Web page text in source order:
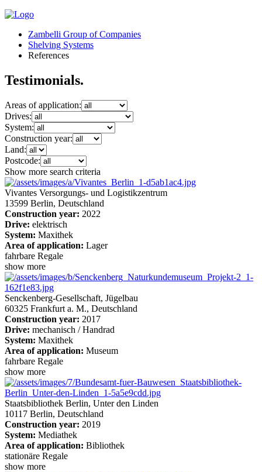
Zambelli Group of Companies
Shelving Systems
References
Testimonials.
Areas of application:
Drives:
System:
Construction year:
Land:
Postcode:
Show more search criteria
Vivantes Versorgungs- und Logistikzentrum
13599 Berlin, Deutschland
Construction year: 2022
Drive: elektrisch
System: Maxithek
Area of application: Lager
fahrbare Regale
show more
Senckenberg-Gesellschaft, Jügelbau
60325 Frankfurt a. M., Deutschland
Construction year: 2017
Drive: mechanisch / Handrad
System: Maxithek
Area of application: Museum
fahrbare Regale
show more
Staatsbibliothek Berlin, Unter den Linden
10117 Berlin, Deutschland
Construction year: 2019
System: Mediathek
Area of application: Bibliothek
stationäre Regale
show more